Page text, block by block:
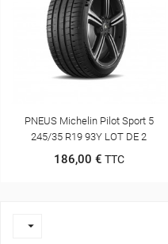
PNEUS Michelin Pilot Sport 5
245/35 R19 93Y LOT DE 2
186,00 € TTC
